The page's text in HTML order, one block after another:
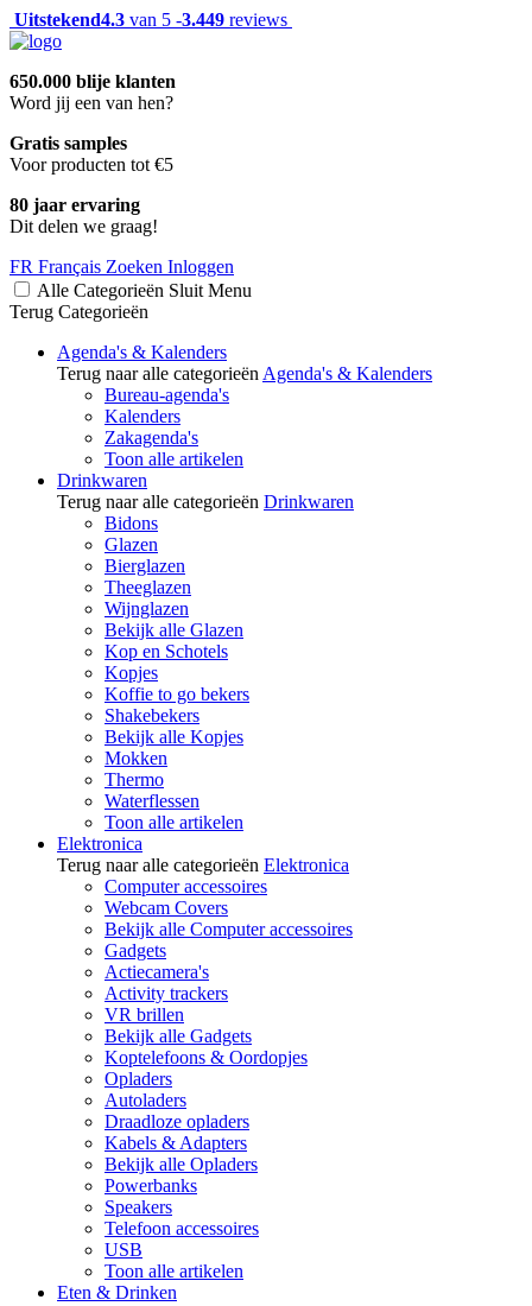
Uitstekend4.3 van 5 -3.449 reviews
650.000 blije klanten
Word jij een van hen?
Gratis samples
Voor producten tot €5
80 jaar ervaring
Dit delen we graag!
FR Français Zoeken Inloggen
Alle Categorieën Sluit Menu
Terug Categorieën
Agenda's & Kalenders
Terug naar alle categorieën Agenda's & Kalenders
Bureau-agenda's
Kalenders
Zakagenda's
Toon alle artikelen
Drinkwaren
Terug naar alle categorieën Drinkwaren
Bidons
Glazen
Bierglazen
Theeglazen
Wijnglazen
Bekijk alle Glazen
Kop en Schotels
Kopjes
Koffie to go bekers
Shakebekers
Bekijk alle Kopjes
Mokken
Thermo
Waterflessen
Toon alle artikelen
Elektronica
Terug naar alle categorieën Elektronica
Computer accessoires
Webcam Covers
Bekijk alle Computer accessoires
Gadgets
Actiecamera's
Activity trackers
VR brillen
Bekijk alle Gadgets
Koptelefoons & Oordopjes
Opladers
Autoladers
Draadloze opladers
Kabels & Adapters
Bekijk alle Opladers
Powerbanks
Speakers
Telefoon accessoires
USB
Toon alle artikelen
Eten & Drinken